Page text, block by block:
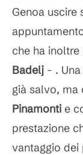
Genoa
che ha
Badelj - .
già salvo, ma
Pinamonti e
prestazione
vantaggio